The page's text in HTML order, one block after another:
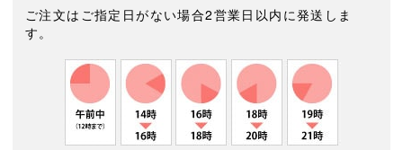
ご注文はご指定日がない場合2営業日以内に発送しま
す。